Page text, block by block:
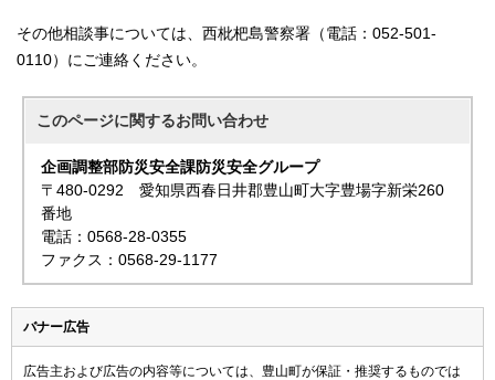
その他相談事については、西枇杷島警察署（電話：052-501-
0110）にご連絡ください。
このページに関するお問い合わせ
企画調整部防災安全課防災安全グループ
〒480-0292 愛知県西春日井郡豊山町大字豊場字新栄260
番地
電話：0568-28-0355
ファクス：0568-29-1177
バナー広告
広告主および広告の内容等については、豊山町が保証・推奨するものでは